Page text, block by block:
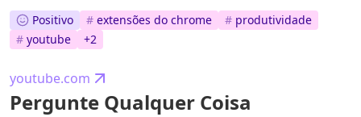
Positivo # extensões do chrome # produtividade
# youtube +2
youtube.com
Pergunte Qualquer Coisa